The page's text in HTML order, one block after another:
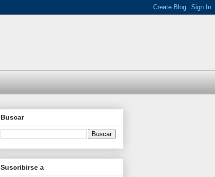
Buscar
Suscribirse a